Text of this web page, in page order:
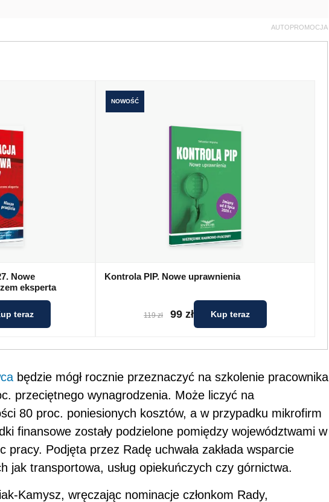
AUTOPROMOCJA
Nowe
eksperta
teraz
NOWOŚĆ
Kontrola PIP. Nowe uprawnienia
119 zł 99 zł Kup teraz
będzie mógł rocznie przeznaczyć na szkolenie pracownika
przeciętnego wynagrodzenia. Może liczyć na
80 proc. poniesionych kosztów, a w przypadku mikrofirm
finansowe zostały podzielone pomiędzy województwami w
pracy. Podjęta przez Radę uchwała zakłada wsparcie
jak transportowa, usług opiekuńczych czy górnictwa.
Kamysz, wręczając nominacje członkom Rady,